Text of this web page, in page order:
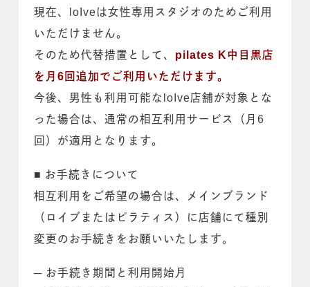
現在、loIveは女性専用スタジオのためご利用
いただけません。
そのため代替措置として、 pilates K中目黒店
を月6回追加でご利用いただけます。
今後、男性も利用可能なloIve店舗が対象とな
った場合は、通常の相互利用サービス（月6
回）が適用となります。
■ お手続きについて
相互利用をご希望の場合は、メインブランド
（ロイブまたはピラティス）に店舗にて種別
変更のお手続きをお願いいたします。
─ お手続き期間と利用開始月